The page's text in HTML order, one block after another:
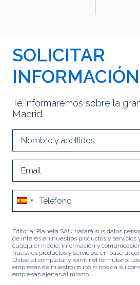
SOLICITAR
INFORMACIÓN
Te informaremos sobre la
Madrid.
Editorial Planeta SAU tratará sus datos
de interés en nuestros productos y servicios
cualquier medio, información y
nuestros productos y servicios, en base al
Usted al completar y remitir el formulario.
empresas de nuestro grupo si nos da su
empresas ajenas al mismo.